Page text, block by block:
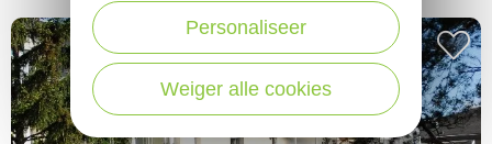
Weiger alle cookies
Personaliseer